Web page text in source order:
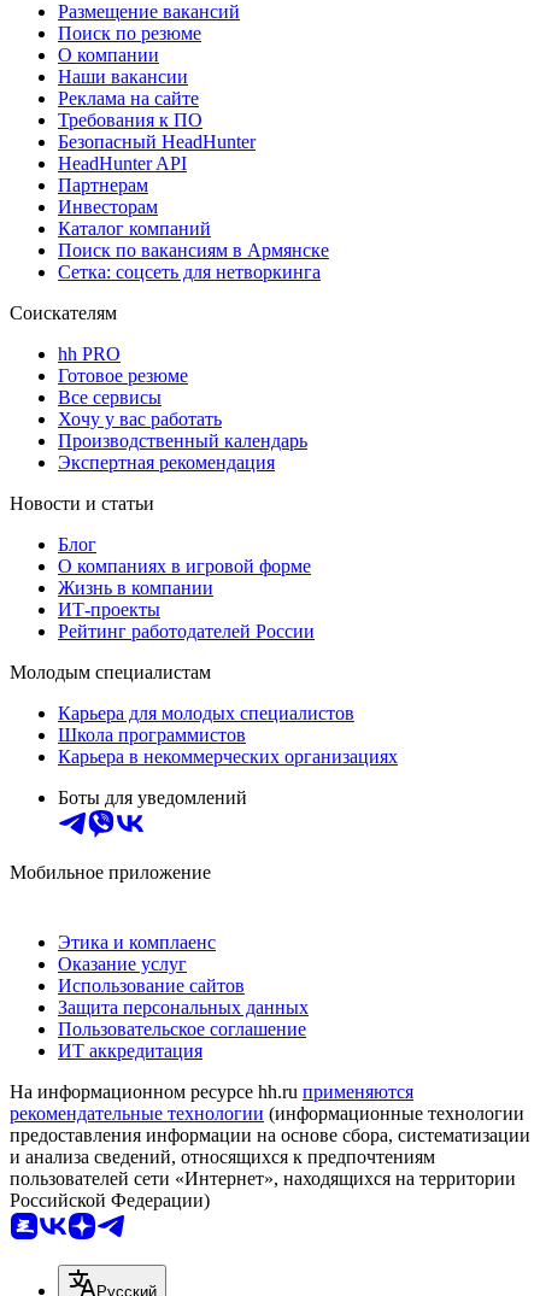
Размещение вакансий
Поиск по резюме
О компании
Наши вакансии
Реклама на сайте
Требования к ПО
Безопасный HeadHunter
HeadHunter API
Партнерам
Инвесторам
Каталог компаний
Поиск по вакансиям в Армянске
Сетка: соцсеть для нетворкинга
Соискателям
hh PRO
Готовое резюме
Все сервисы
Хочу у вас работать
Производственный календарь
Экспертная рекомендация
Новости и статьи
Блог
О компаниях в игровой форме
Жизнь в компании
ИТ-проекты
Рейтинг работодателей России
Молодым специалистам
Карьера для молодых специалистов
Школа программистов
Карьера в некоммерческих организациях
Боты для уведомлений
Мобильное приложение
Этика и комплаенс
Оказание услуг
Использование сайтов
Защита персональных данных
Пользовательское соглашение
ИТ аккредитация
На информационном ресурсе hh.ru применяются
рекомендательные технологии (информационные технологии
предоставления информации на основе сбора, систематизации
и анализа сведений, относящихся к предпочтениям
пользователей сети «Интернет», находящихся на территории
Российской Федерации)
Русский